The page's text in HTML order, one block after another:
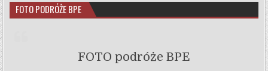
FOTO PODRÓŻE BPE
FOTO podróże BPE